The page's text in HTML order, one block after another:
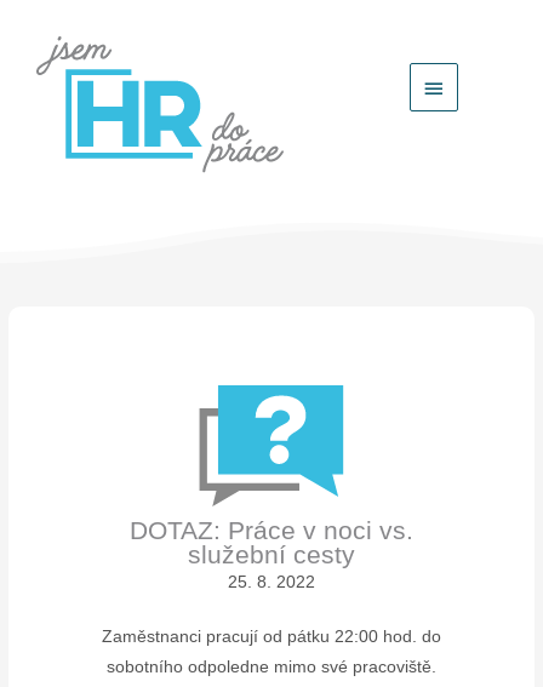
Hlavní
DOTAZ: Práce v noci vs.
služební cesty
25. 8. 2022
Zaměstnanci pracují od pátku 22:00 hod. do
sobotního odpoledne mimo své pracoviště.